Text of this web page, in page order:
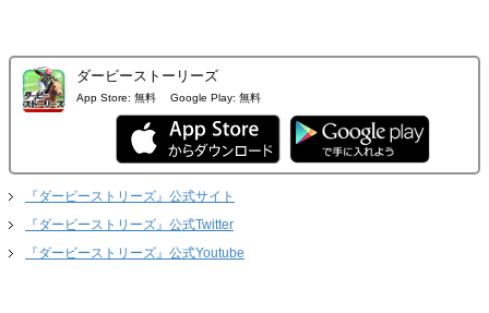
ダービーストーリーズ
App Store: 無料 Google Play: 無料
『ダービーストリーズ』公式サイト
『ダービーストリーズ』公式Twitter
『ダービーストリーズ』公式Youtube